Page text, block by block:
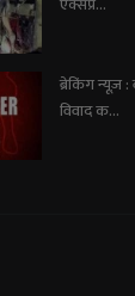
ब्रेकिंग न्यूज़
विवाद क...